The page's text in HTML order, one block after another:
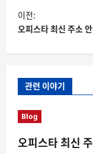
글
탐
이전:
오피스타 최신 주소
관련 이야기
Blog
오피스타 최신